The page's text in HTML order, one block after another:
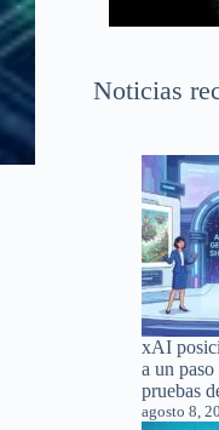
Noticias
xAI
a un
pruebas
agosto 8,